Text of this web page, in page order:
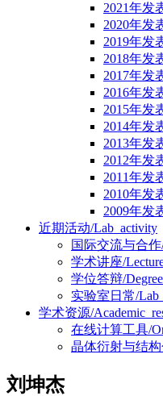
2021年发
2020年发
2019年发
2018年发
2017年发
2016年发
2015年发
2014年发
2013年发
2012年发
2011年发
2010年发
2009年发
近期活动/Lab_activity
国际交流与合作
学术讲座/
学位答辩/
实验室日常/
学术资源/
在线计算工具/
晶体衍射与结
刘坤杰